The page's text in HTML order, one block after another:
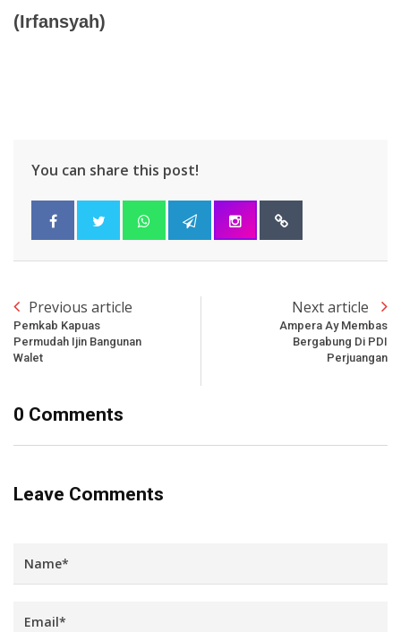
(Irfansyah)
You can share this post!
Previous article
Pemkab Kapuas
Permudah Ijin Bangunan
Walet
Next article
Ampera Ay Membas
Bergabung Di PDI
Perjuangan
0 Comments
Leave Comments